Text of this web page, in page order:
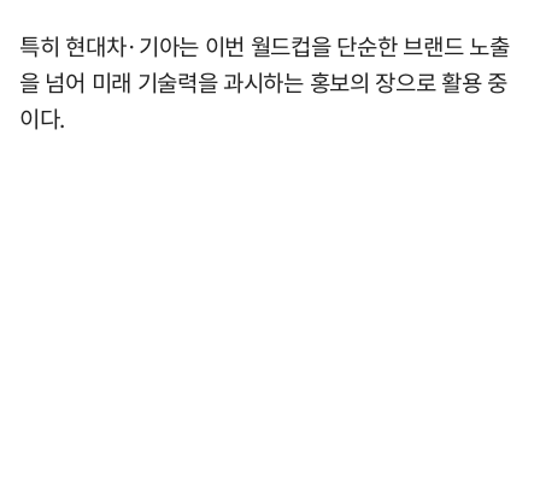
특히 현대차·기아는 이번 월드컵을 단순한 브랜드 노출
을 넘어 미래 기술력을 과시하는 홍보의 장으로 활용 중
이다.